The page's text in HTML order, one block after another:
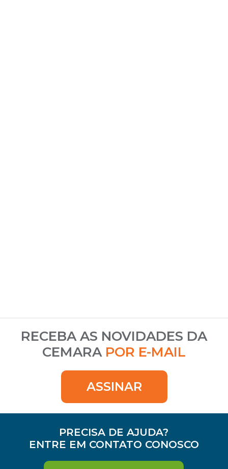
RECEBA AS NOVIDADES DA
CEMARA POR E-MAIL
ASSINAR
PRECISA DE AJUDA?
ENTRE EM CONTATO CONOSCO